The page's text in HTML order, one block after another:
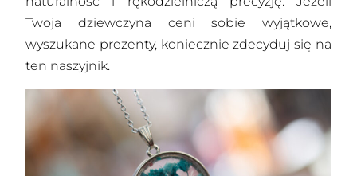
Twoja dziewczyna ceni sobie wyjątkowe,
wyszukane prezenty, koniecznie zdecyduj się na
ten naszyjnik.